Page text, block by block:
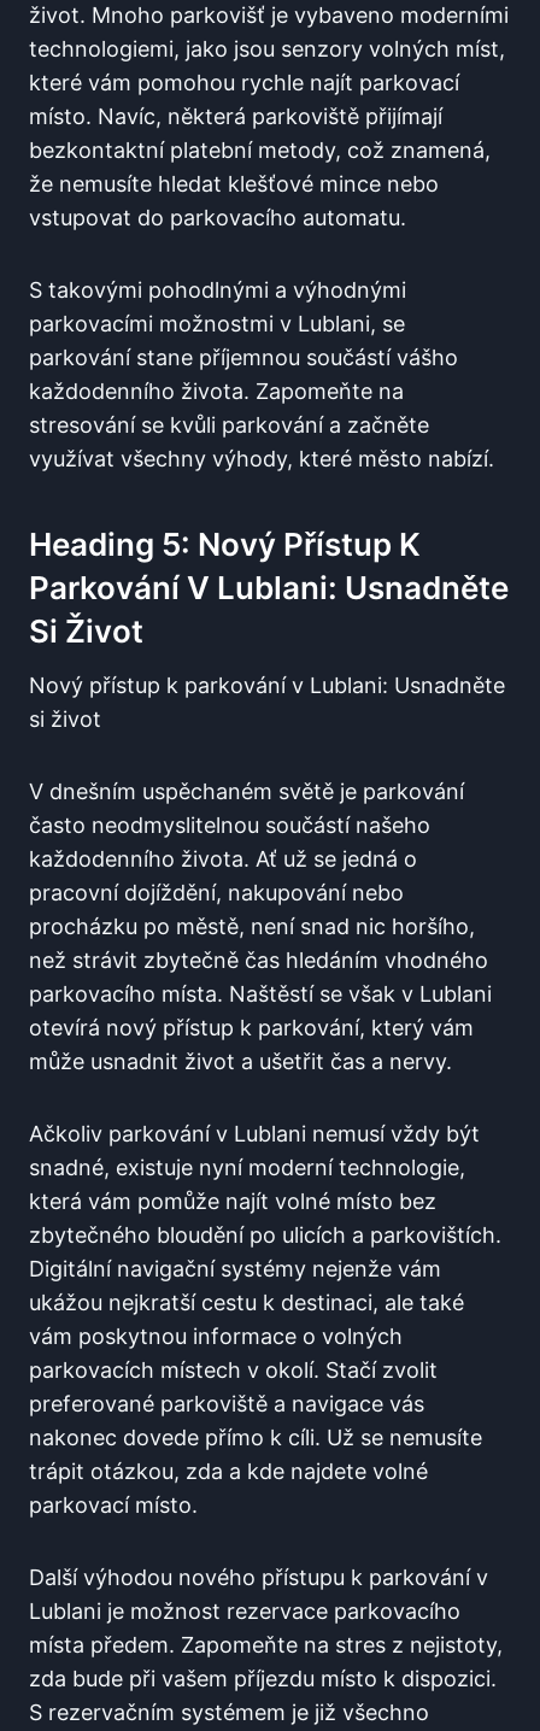
život. Mnoho parkovišť je vybaveno moderními
technologiemi, jako jsou senzory volných míst,
které vám pomohou rychle najít parkovací
místo. Navíc, některá parkoviště přijímají
bezkontaktní platební metody, což znamená,
že nemusíte hledat klešťové mince nebo
vstupovat do parkovacího automatu.
S takovými pohodlnými a výhodnými
parkovacími možnostmi v Lublani, se
parkování stane příjemnou součástí vášho
každodenního života. Zapomeňte na
stresování se kvůli parkování a začněte
využívat všechny výhody, které město nabízí.
Heading 5: Nový Přístup K
Parkování V Lublani: Usnadněte
Si Život
Nový přístup k parkování v Lublani: Usnadněte
si život
V dnešním uspěchaném světě je parkování
často neodmyslitelnou součástí našeho
každodenního života. Ať už se jedná o
pracovní dojíždění, nakupování nebo
procházku po městě, není snad nic horšího,
než strávit zbytečně čas hledáním vhodného
parkovacího místa. Naštěstí se však v Lublani
otevírá nový přístup k parkování, který vám
může usnadnit život a ušetřit čas a nervy.
Ačkoliv parkování v Lublani nemusí vždy být
snadné, existuje nyní moderní technologie,
která vám pomůže najít volné místo bez
zbytečného bloudění po ulicích a parkovištích.
Digitální navigační systémy nejenže vám
ukážou nejkratší cestu k destinaci, ale také
vám poskytnou informace o volných
parkovacích místech v okolí. Stačí zvolit
preferované parkoviště a navigace vás
nakonec dovede přímo k cíli. Už se nemusíte
trápit otázkou, zda a kde najdete volné
parkovací místo.
Další výhodou nového přístupu k parkování v
Lublani je možnost rezervace parkovacího
místa předem. Zapomeňte na stres z nejistoty,
zda bude při vašem příjezdu místo k dispozici.
S rezervačním systémem je již všechno